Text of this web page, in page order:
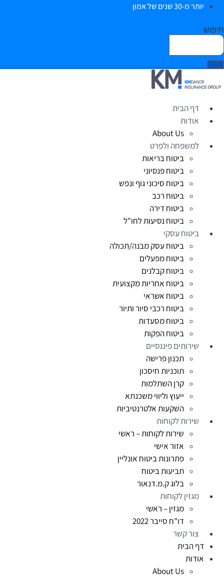
יותר מ-30 שנים של אמון
חיפוש
דף הבית
אודות
About Us
למשפחה ולפרט
ביטוח בריאות
ביטוח פנסיוני
ביטוח סיכוני גוף ונפש
ביטוח רכב
ביטוח דירה
ביטוח נסיעות לחו"ל
ביטוח עסקי
ביטוח עסק מבנה/תכולה
ביטוח מפעלים
ביטוח קבלנים
ביטוח אחריות מקצועית
ביטוח אשראי
ביטוח רכבי סיור ותיור
ביטוח מסעדות
ביטוח הפקות
שירותים פיננסיים
תכנון פרישה
תוכניות חיסכון
קרן השתלמות
ייעוץ וליווי משכנתא
השקעות אלטרנטיביות
שירות לקוחות
שירות לקוחות – ראשי
אזור אישי
פתרונות ביטוח אונליין
תביעות ביטוח
בלוג ק.מ.דנאור
מגזין לקוחות
מגזין – ראשי
דו"ח סייבר 2022
צור קשר
דף הבית
אודות
About Us